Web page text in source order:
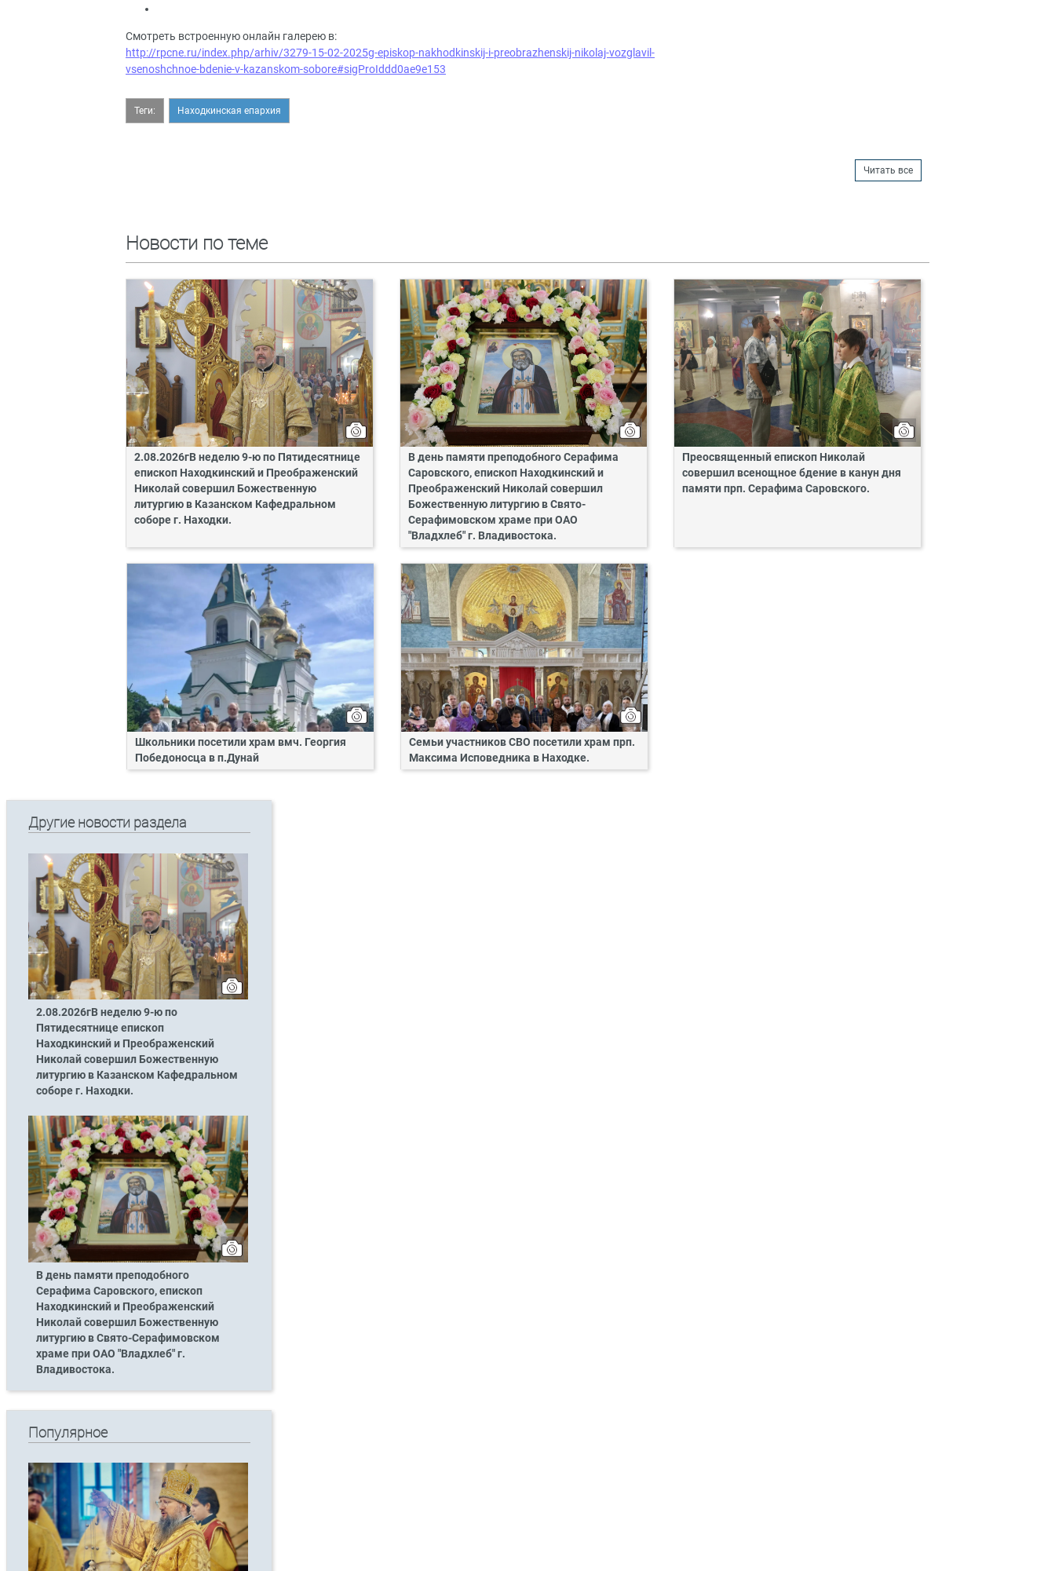
Смотреть встроенную онлайн галерею в:
http://rpcne.ru/index.php/arhiv/3279-15-02-2025g-episkop-nakhodkinskij-i-preobrazhenskij-nikolaj-vozglavil-
vsenoshchnoe-bdenie-v-kazanskom-sobore#sigProIddd0ae9e153
Теги: Находкинская епархия
Читать все
Новости по теме
2.08.2026гВ неделю 9-ю по Пятидесятнице
епископ Находкинский и Преображенский
Николай совершил Божественную
литургию в Казанском Кафедральном
соборе г. Находки.
В день памяти преподобного Серафима
Саровского, епископ Находкинский и
Преображенский Николай совершил
Божественную литургию в Свято-
Серафимовском храме при ОАО
"Владхлеб" г. Владивостока.
Преосвященный епископ Николай
совершил всенощное бдение в канун дня
памяти прп. Серафима Саровского.
Школьники посетили храм вмч. Георгия
Победоносца в п.Дунай
Семьи участников СВО посетили храм прп.
Максима Исповедника в Находке.
Другие новости раздела
2.08.2026гВ неделю 9-ю по
Пятидесятнице епископ
Находкинский и Преображенский
Николай совершил Божественную
литургию в Казанском Кафедральном
соборе г. Находки.
В день памяти преподобного
Серафима Саровского, епископ
Находкинский и Преображенский
Николай совершил Божественную
литургию в Свято-Серафимовском
храме при ОАО "Владхлеб" г.
Владивостока.
Популярное